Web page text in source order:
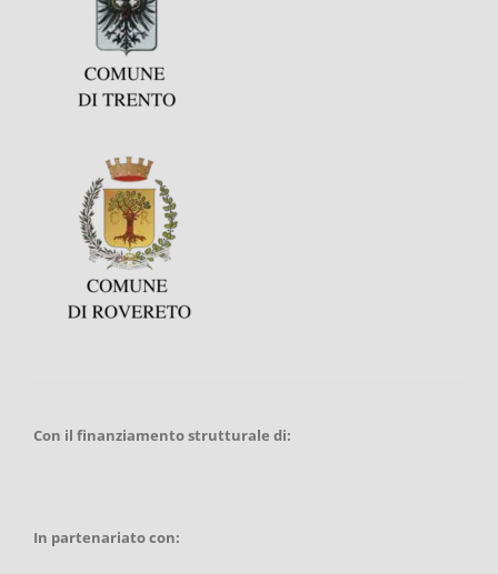
Con il finanziamento strutturale di:
In partenariato con: